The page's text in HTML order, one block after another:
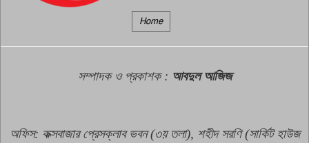
পেকুয়ার মগনামায় ওযু করতে গিয়ে
মসজিদের ইমামের মৃত্যু
Home
সম্পাদক ও প্রকাশক: আবদুল আজিজ
অফিস: কক্সবাজার প্রেসক্লাব ভবন (৩য় তলা), শহীদ সরণি (সার্কিট হাউজ